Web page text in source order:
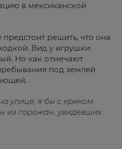
в мексиканской
решить, что она
Вид у игрушки
Но как отмечают
под землей
улице, я бы с криком
из горожан, увидевших